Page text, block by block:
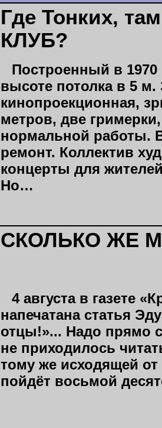
Где Тонких,
КЛУБ?
Построенный в
высоте потолка в 5
кинопроекционная,
метров, две
нормальной работы.
ремонт. Коллектив
концерты для
Но…
СКОЛЬКО ЖЕ
4 августа в газете
напечатана статья
отцы!»... Надо прямо
не приходилось
тому же исходящей от
пойдёт восьмой